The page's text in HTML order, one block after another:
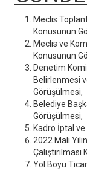
Meclis
Konusunun
Meclis ve
Konusunun
Denetim
Belirlenmesi
Görüşülmesi,
Belediye
Görüşülmesi,
Kadro İptal
2022 Mali
Yol Boyu